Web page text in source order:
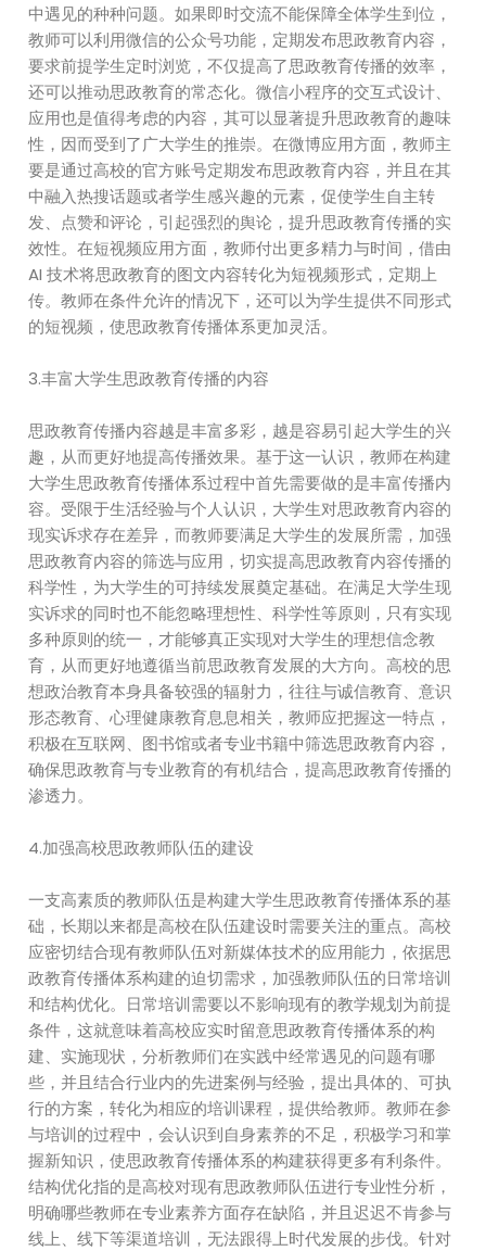
中遇见的种种问题。如果即时交流不能保障全体学生到位，
教师可以利用微信的公众号功能，定期发布思政教育内容，
要求前提学生定时浏览，不仅提高了思政教育传播的效率，
还可以推动思政教育的常态化。微信小程序的交互式设计、
应用也是值得考虑的内容，其可以显著提升思政教育的趣味
性，因而受到了广大学生的推崇。在微博应用方面，教师主
要是通过高校的官方账号定期发布思政教育内容，并且在其
中融入热搜话题或者学生感兴趣的元素，促使学生自主转
发、点赞和评论，引起强烈的舆论，提升思政教育传播的实
效性。在短视频应用方面，教师付出更多精力与时间，借由
AI 技术将思政教育的图文内容转化为短视频形式，定期上
传。教师在条件允许的情况下，还可以为学生提供不同形式
的短视频，使思政教育传播体系更加灵活。
3.丰富大学生思政教育传播的内容
思政教育传播内容越是丰富多彩，越是容易引起大学生的兴
趣，从而更好地提高传播效果。基于这一认识，教师在构建
大学生思政教育传播体系过程中首先需要做的是丰富传播内
容。受限于生活经验与个人认识，大学生对思政教育内容的
现实诉求存在差异，而教师要满足大学生的发展所需，加强
思政教育内容的筛选与应用，切实提高思政教育内容传播的
科学性，为大学生的可持续发展奠定基础。在满足大学生现
实诉求的同时也不能忽略理想性、科学性等原则，只有实现
多种原则的统一，才能够真正实现对大学生的理想信念教
育，从而更好地遵循当前思政教育发展的大方向。高校的思
想政治教育本身具备较强的辐射力，往往与诚信教育、意识
形态教育、心理健康教育息息相关，教师应把握这一特点，
积极在互联网、图书馆或者专业书籍中筛选思政教育内容，
确保思政教育与专业教育的有机结合，提高思政教育传播的
渗透力。
4.加强高校思政教师队伍的建设
一支高素质的教师队伍是构建大学生思政教育传播体系的基
础，长期以来都是高校在队伍建设时需要关注的重点。高校
应密切结合现有教师队伍对新媒体技术的应用能力，依据思
政教育传播体系构建的迫切需求，加强教师队伍的日常培训
和结构优化。日常培训需要以不影响现有的教学规划为前提
条件，这就意味着高校应实时留意思政教育传播体系的构
建、实施现状，分析教师们在实践中经常遇见的问题有哪
些，并且结合行业内的先进案例与经验，提出具体的、可执
行的方案，转化为相应的培训课程，提供给教师。教师在参
与培训的过程中，会认识到自身素养的不足，积极学习和掌
握新知识，使思政教育传播体系的构建获得更多有利条件。
结构优化指的是高校对现有思政教师队伍进行专业性分析，
明确哪些教师在专业素养方面存在缺陷，并且迟迟不肯参与
线上、线下等渠道培训，无法跟得上时代发展的步伐。针对